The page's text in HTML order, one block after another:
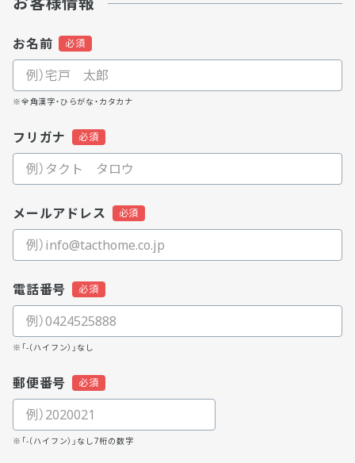
お名前
※全角漢字・ひらがな・カタカナ
フリガナ
メールアドレス
電話番号
※「-（ハイフン）」なし
郵便番号
※「-（ハイフン）」なし7桁の数字